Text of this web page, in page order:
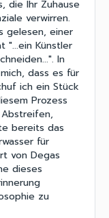
die Ihr Zuhause
verwirren.
gelesen, einer
"...ein Künstler
In
dass es für
ich ein Stück
Prozess
bereits das
für
von Degas
dieses
zu